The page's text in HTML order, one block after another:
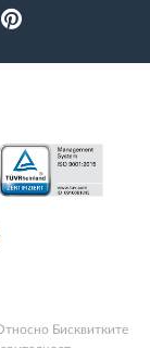
Pinterest
Бисквитките